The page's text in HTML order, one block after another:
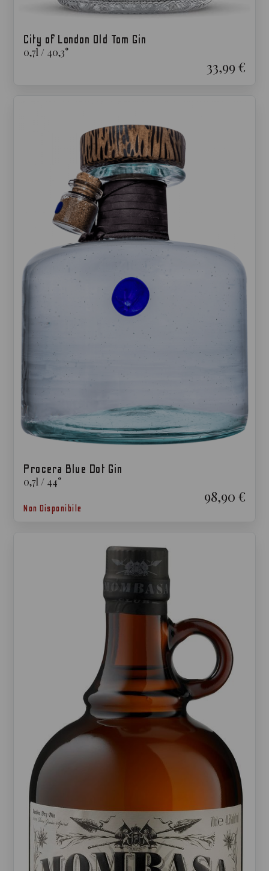
City of London Old Tom Gin
0,7l / 40,3°
33,99 €
Procera Blue Dot Gin
0,7l / 44°
98,90 €
Non Disponibile